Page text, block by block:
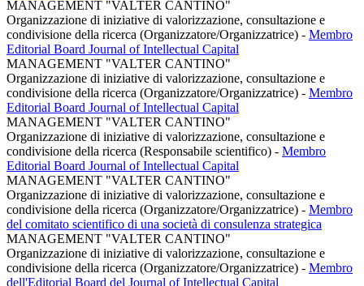
MANAGEMENT "VALTER CANTINO"
Organizzazione di iniziative di valorizzazione, consultazione e
condivisione della ricerca (Organizzatore/Organizzatrice) - Membro
Editorial Board Journal of Intellectual Capital
MANAGEMENT "VALTER CANTINO"
Organizzazione di iniziative di valorizzazione, consultazione e
condivisione della ricerca (Organizzatore/Organizzatrice) - Membro
Editorial Board Journal of Intellectual Capital
MANAGEMENT "VALTER CANTINO"
Organizzazione di iniziative di valorizzazione, consultazione e
condivisione della ricerca (Responsabile scientifico) - Membro
Editorial Board Journal of Intellectual Capital
MANAGEMENT "VALTER CANTINO"
Organizzazione di iniziative di valorizzazione, consultazione e
condivisione della ricerca (Organizzatore/Organizzatrice) - Membro
del comitato scientifico di una società di consulenza strategica
MANAGEMENT "VALTER CANTINO"
Organizzazione di iniziative di valorizzazione, consultazione e
condivisione della ricerca (Organizzatore/Organizzatrice) - Membro
dell'Editorial Board del Journal of Intellectual Capital